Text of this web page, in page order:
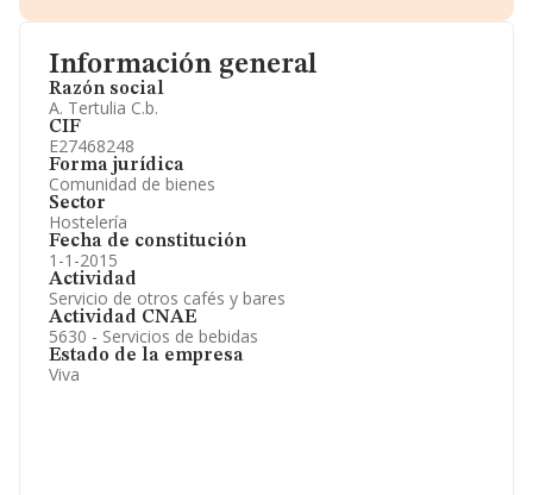
Información general
Razón social
A. Tertulia C.b.
CIF
E27468248
Forma jurídica
Comunidad de bienes
Sector
Hostelería
Fecha de constitución
1-1-2015
Actividad
Servicio de otros cafés y bares
Actividad CNAE
5630 - Servicios de bebidas
Estado de la empresa
Viva
Información oficial y registral complementaria.